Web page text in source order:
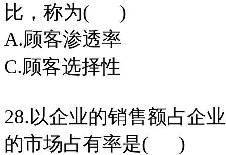
比，称为( )
A.顾客渗透率
C.顾客选择性
28.以企业的销售额占企
的市场占有率是( )